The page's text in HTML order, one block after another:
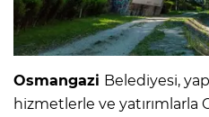
Osmangazi Belediyesi,
hizmetlerle ve yatırımlarla